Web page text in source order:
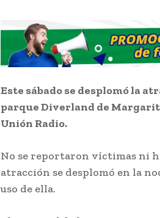
Este sábado se desplomó la
parque Diverland de
Unión Radio.
No se reportaron víctimas ni
atracción se desplomó en la
uso de ella.